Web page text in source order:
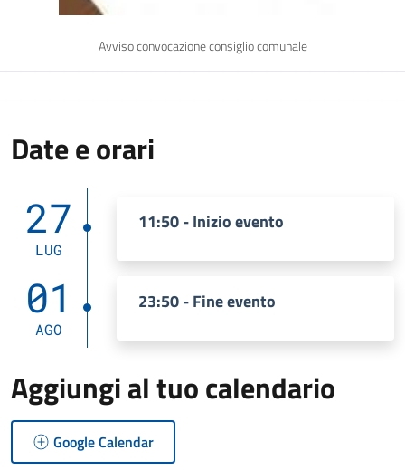
Avviso convocazione consiglio comunale
Date e orari
27
LUG
11:50 - Inizio evento
01
AGO
23:50 - Fine evento
Aggiungi al tuo calendario
Google Calendar